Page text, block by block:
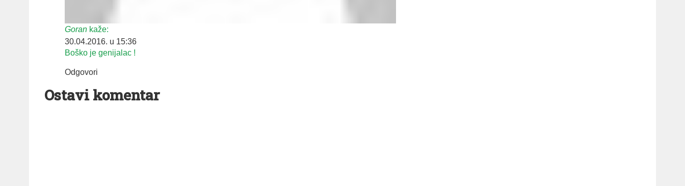
Goran kaže:
30.04.2016. u 15:36
Boško je genijalac !
Odgovori
Ostavi komentar